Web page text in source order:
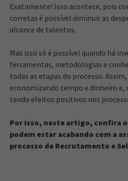
Exatamente! Isso acontece, pois
corretas é possível diminuir as
alcance de talentos.
Mas isso só é possível quando há
ferramentas, metodologias e
todas as etapas do processo.
economizando tempo e dinheiro e,
tendo efeitos positivos nos
Por isso, neste artigo, confira
podem estar acabando com a
processo de Recrutamento e